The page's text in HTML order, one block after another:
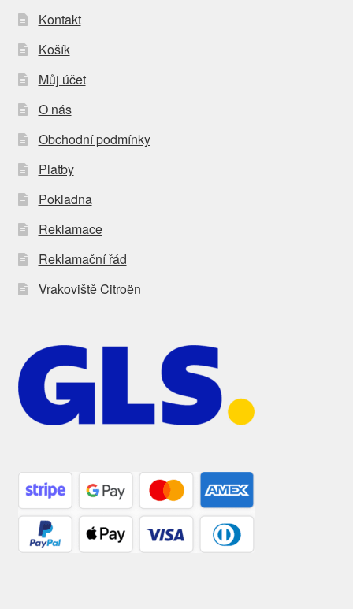
Kontakt
Košík
Můj účet
O nás
Obchodní podmínky
Platby
Pokladna
Reklamace
Reklamační řád
Vrakoviště Citroën